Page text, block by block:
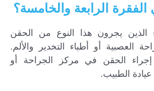
الرابعة والخامسة؟
الذين يجرون هذا النوع من الحقن
العصبية أو أطباء التخدير والألم.
إجراء الحقن في مركز الجراحة أو
الطبيب.